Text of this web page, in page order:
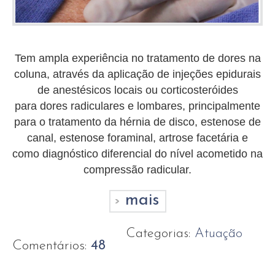
Tem ampla experiência no tratamento de dores na
coluna, através da aplicação de injeções epidurais
de anestésicos locais ou corticosteróides
para dores radiculares e lombares, principalmente
para o tratamento da hérnia de disco, estenose de
canal, estenose foraminal, artrose facetária e
como diagnóstico diferencial do nível acometido na
compressão radicular.
mais
Comentários: 48
Categorias: Atuação